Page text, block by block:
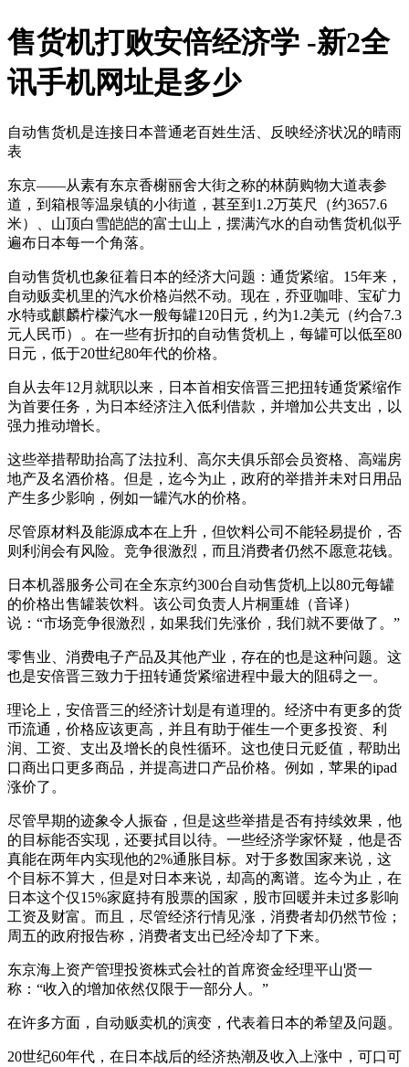
售货机打败安倍经济学 -新2全
讯手机网址是多少
自动售货机是连接日本普通老百姓生活、反映经济状况的晴雨
表
东京——从素有东京香榭丽舍大街之称的林荫购物大道表参
道，到箱根等温泉镇的小街道，甚至到1.2万英尺（约3657.6
米）、山顶白雪皑皑的富士山上，摆满汽水的自动售货机似乎
遍布日本每一个角落。
自动售货机也象征着日本的经济大问题：通货紧缩。15年来，
自动贩卖机里的汽水价格岿然不动。现在，乔亚咖啡、宝矿力
水特或麒麟柠檬汽水一般每罐120日元，约为1.2美元（约合7.3
元人民币）。在一些有折扣的自动售货机上，每罐可以低至80
日元，低于20世纪80年代的价格。
自从去年12月就职以来，日本首相安倍晋三把扭转通货紧缩作
为首要任务，为日本经济注入低利借款，并增加公共支出，以
强力推动增长。
这些举措帮助抬高了法拉利、高尔夫俱乐部会员资格、高端房
地产及名酒价格。但是，迄今为止，政府的举措并未对日用品
产生多少影响，例如一罐汽水的价格。
尽管原材料及能源成本在上升，但饮料公司不能轻易提价，否
则利润会有风险。竞争很激烈，而且消费者仍然不愿意花钱。
日本机器服务公司在全东京约300台自动售货机上以80元每罐
的价格出售罐装饮料。该公司负责人片桐重雄（音译）
说：“市场竞争很激烈，如果我们先涨价，我们就不要做了。”
零售业、消费电子产品及其他产业，存在的也是这种问题。这
也是安倍晋三致力于扭转通货紧缩进程中最大的阻碍之一。
理论上，安倍晋三的经济计划是有道理的。经济中有更多的货
币流通，价格应该更高，并且有助于催生一个更多投资、利
润、工资、支出及增长的良性循环。这也使日元贬值，帮助出
口商出口更多商品，并提高进口产品价格。例如，苹果的ipad
涨价了。
尽管早期的迹象令人振奋，但是这些举措是否有持续效果，他
的目标能否实现，还要拭目以待。一些经济学家怀疑，他是否
真能在两年内实现他的2%通胀目标。对于多数国家来说，这
个目标不算大，但是对日本来说，却高的离谱。迄今为止，在
日本这个仅15%家庭持有股票的国家，股市回暖并未过多影响
工资及财富。而且，尽管经济行情见涨，消费者却仍然节俭；
周五的政府报告称，消费者支出已经冷却了下来。
东京海上资产管理投资株式会社的首席资金经理平山贤一
称：“收入的增加依然仅限于一部分人。”
在许多方面，自动贩卖机的演变，代表着日本的希望及问题。
20世纪60年代，在日本战后的经济热潮及收入上涨中，可口可